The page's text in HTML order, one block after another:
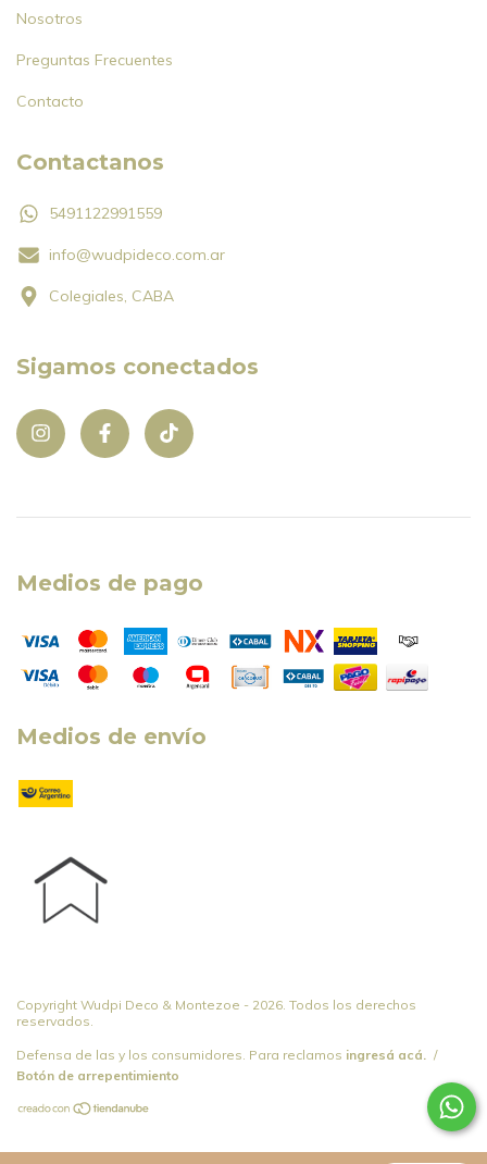
Nosotros
Preguntas Frecuentes
Contacto
Contactanos
5491122991559
info@wudpideco.com.ar
Colegiales, CABA
Sigamos conectados
Medios de pago
Medios de envío
Copyright Wudpi Deco & Montezoe - 2026. Todos los derechos
reservados.
Defensa de las y los consumidores. Para reclamos ingresá acá. /
Botón de arrepentimiento